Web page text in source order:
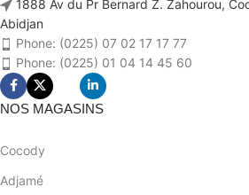
1888 Av du Pr Bernard Z. Zahourou,
Abidjan
Phone: (0225) 07 02 17 17 77
Phone: (0225) 01 04 14 45 60
NOS MAGASINS
Cocody
Adjamé